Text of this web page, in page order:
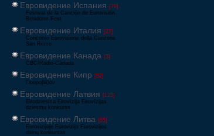
Евровидение Испания [79]
Festival de la Canción de Eurovisión
Benidorm Fest
Евровидение Италия [27]
Concorso Eurovisione della Canzone
San Remo
Евровидение Канада [3]
CBC/Radio-Canada
Евровидение Кипр [52]
Γιουροβίζιον
Евровидение Латвия [125]
Eirodziesma Eirovīzija Eirovīzijas
dziesmu konkurss
Евровидение Литва [65]
Eurovizijoje Eurovizija Eurovizijos
dainų konkursas